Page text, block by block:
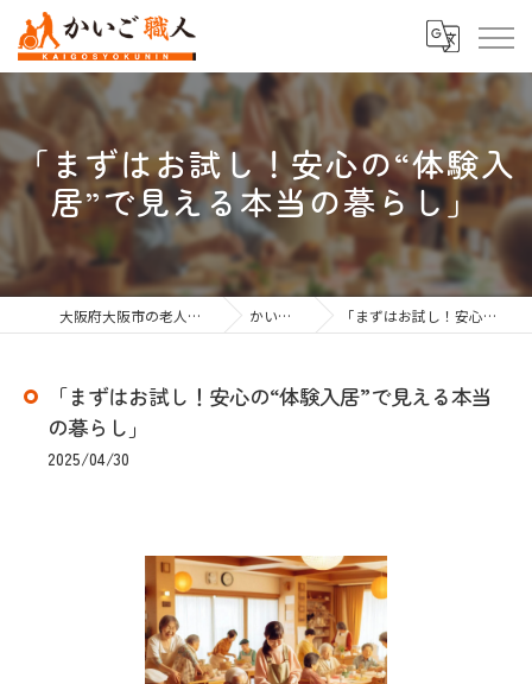
「まずはお試し！安心の“体験入
居”で見える本当の暮らし」
大阪府大阪市の老人ホーム紹介なら株式会社かいご職人 かいご職人のブログ 「まずはお試し！安心の“体験入居”で見える本当の暮らし」
「まずはお試し！安心の“体験入居”で見える本当
の暮らし」
2025/04/30